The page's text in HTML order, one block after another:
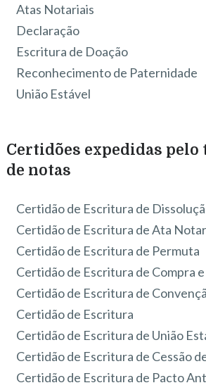
Atas Notariais
Declaração
Escritura de Doação
Reconhecimento de Paternidade
União Estável
Certidões expedidas pelo
de notas
Certidão de Escritura de
Certidão de Escritura de Ata
Certidão de Escritura de Permuta
Certidão de Escritura de Compra
Certidão de Escritura de
Certidão de Escritura
Certidão de Escritura de União
Certidão de Escritura de Cessão
Certidão de Escritura de Pacto